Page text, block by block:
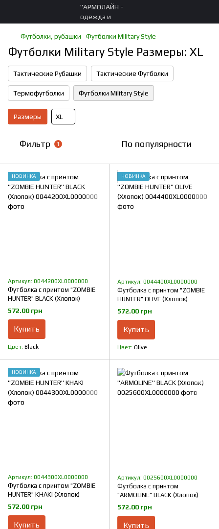
Футболки, рубашки Футболки Military Style
Футболки Military Style Размеры: XL
Тактические Рубашки Тактические Футболки
Термофутболки Футболки Military Style
Размеры XL
Фильтр 1 По популярности
НОВИНКА
Артикул: 0044200XL0000000
Футболка с принтом "ZOMBIE
HUNTER" BLACK (Хлопок)
572.00 грн
Купить
Цвет Black
НОВИНКА
Артикул: 0044400XL0000000
Футболка с принтом "ZOMBIE
HUNTER" OLIVE (Хлопок)
572.00 грн
Купить
Цвет Olive
НОВИНКА
Артикул: 0044300XL0000000
Футболка с принтом "ZOMBIE
HUNTER" KHAKI (Хлопок)
572.00 грн
Купить
Артикул: 0025600XL0000000
Футболка с принтом
"ARMOLINE" BLACK (Хлопок)
572.00 грн
Купить